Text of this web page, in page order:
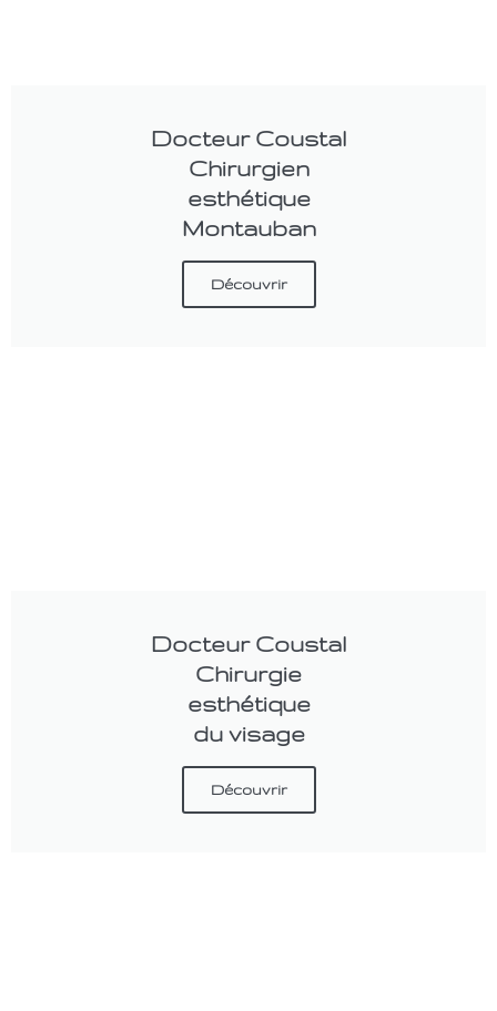
Docteur Coustal
Chirurgien
esthétique
Montauban
Découvrir
Docteur Coustal
Chirurgie
esthétique
du visage
Découvrir